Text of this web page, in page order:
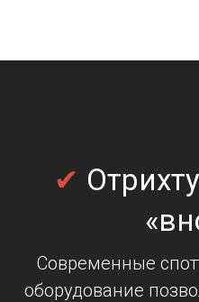
✔
Современные
оборудование